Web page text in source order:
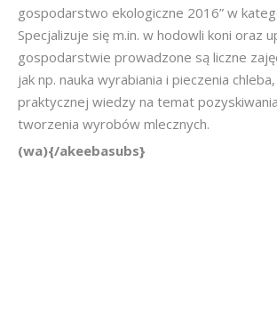
gospodarstwo ekologiczne 2016” w
Specjalizuje się m.in. w hodowli koni oraz
gospodarstwie prowadzone są liczne
jak np. nauka wyrabiania i pieczenia
praktycznej wiedzy na temat
tworzenia wyrobów mlecznych.
(wa){/akeebasubs}